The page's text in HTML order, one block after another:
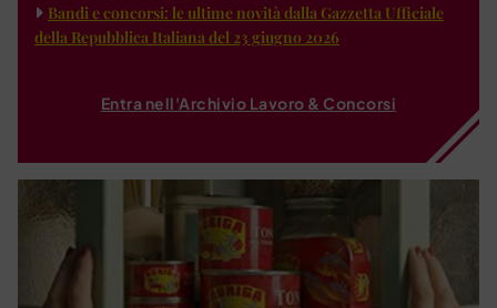
Bandi e concorsi: le ultime novità dalla Gazzetta Ufficiale
della Repubblica Italiana del 23 giugno 2026
Entra nell'Archivio Lavoro & Concorsi